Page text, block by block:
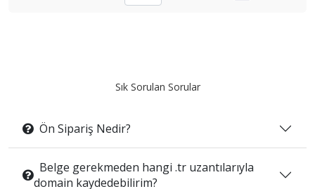
Sık Sorulan Sorular
Ön Sipariş Nedir?
Belge gerekmeden hangi .tr uzantılarıyla
domain kaydedebilirim?